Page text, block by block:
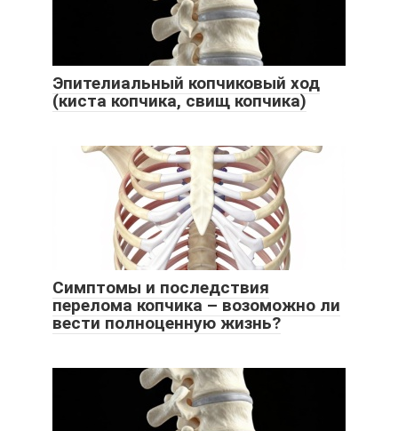
Эпителиальный копчиковый ход
(киста копчика, свищ копчика)
Симптомы и последствия
перелома копчика – возоможно ли
вести полноценную жизнь?